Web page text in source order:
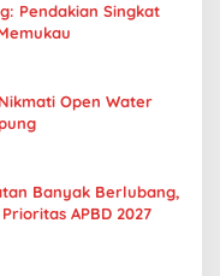
Pendakian Singkat
Open Water
Banyak Berlubang,
APBD 2027